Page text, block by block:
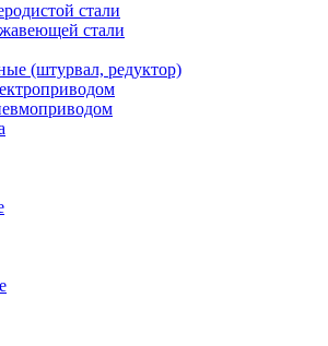
стали
стали
(штурвал, редуктор)